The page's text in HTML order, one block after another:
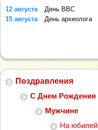
Поздравления
С Днем Рождения
Мужчине
На юбилей
12 августа
День ВВС
15 августа
День археолога